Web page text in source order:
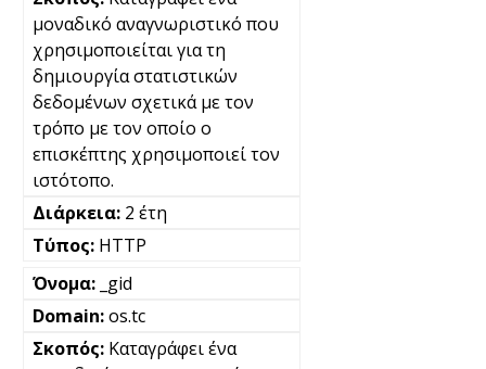
μοναδικό αναγνωριστικό που
χρησιμοποιείται για τη
δημιουργία στατιστικών
δεδομένων σχετικά με τον
τρόπο με τον οποίο ο
επισκέπτης χρησιμοποιεί τον
ιστότοπο.
2 έτη
HTTP
_gid
os.tc
Καταγράφει ένα